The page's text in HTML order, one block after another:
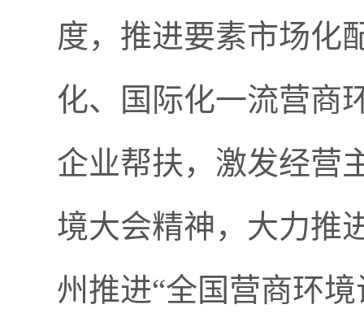
度，推进要素市场化
化、国际化一流营商
企业帮扶，激发经营
境大会精神，大力推
州推进“全国营商环